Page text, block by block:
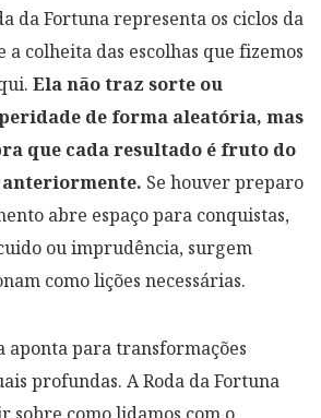
da Fortuna representa os ciclos da
a colheita das escolhas que fizemos
Ela não traz sorte ou
de forma aleatória, mas
que cada resultado é fruto do
Se houver preparo
abre espaço para conquistas,
ou imprudência, surgem
como lições necessárias.
aponta para transformações
profundas. A Roda da Fortuna